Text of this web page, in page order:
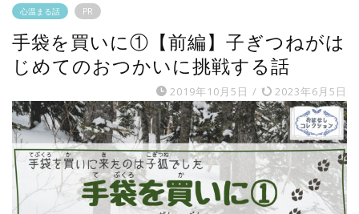
心温まる話 PR
手袋を買いに①【前編】子ぎつねがは
じめてのおつかいに挑戦する話
2019年10月5日 / 2023年6月5日